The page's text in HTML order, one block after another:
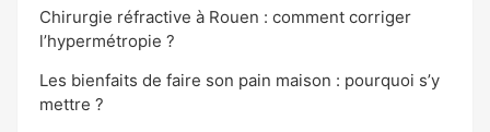
Chirurgie réfractive à Rouen : comment corriger
l’hypermétropie ?
Les bienfaits de faire son pain maison : pourquoi s’y
mettre ?